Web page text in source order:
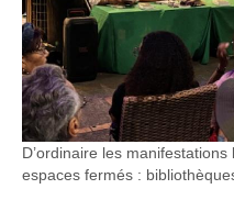
D’ordinaire les
espaces fermés :